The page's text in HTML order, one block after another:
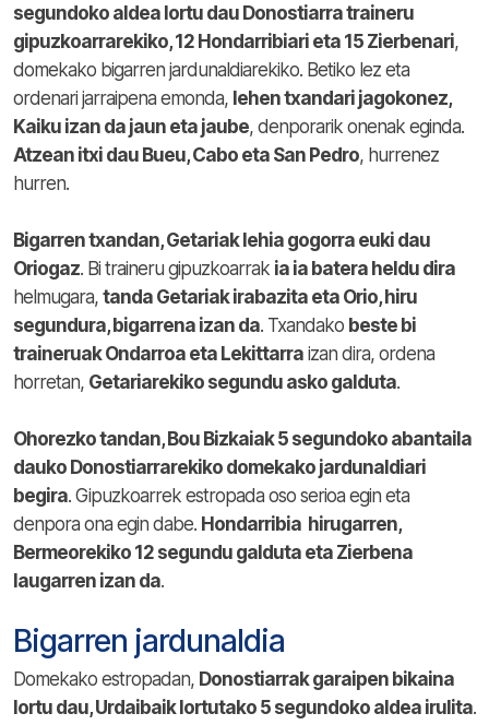
segundoko aldea lortu dau Donostiarra traineru
gipuzkoarrarekiko, 12 Hondarribiari eta 15 Zierbenari,
domekako bigarren jardunaldiarekiko. Betiko lez eta
ordenari jarraipena emonda, lehen txandari jagokonez,
Kaiku izan da jaun eta jaube, denporarik onenak eginda.
Atzean itxi dau Bueu, Cabo eta San Pedro, hurrenez
hurren.
Bigarren txandan, Getariak lehia gogorra euki dau
Oriogaz. Bi traineru gipuzkoarrak ia ia batera heldu dira
helmugara, tanda Getariak irabazita eta Orio, hiru
segundura, bigarrena izan da. Txandako beste bi
traineruak Ondarroa eta Lekittarra izan dira, ordena
horretan, Getariarekiko segundu asko galduta.
Ohorezko tandan, Bou Bizkaiak 5 segundoko abantaila
dauko Donostiarrarekiko domekako jardunaldiari
begira. Gipuzkoarrek estropada oso serioa egin eta
denpora ona egin dabe. Hondarribia hirugarren,
Bermeorekiko 12 segundu galduta eta Zierbena
laugarren izan da.
Bigarren jardunaldia
Domekako estropadan, Donostiarrak garaipen bikaina
lortu dau, Urdaibaik lortutako 5 segundoko aldea irulita.